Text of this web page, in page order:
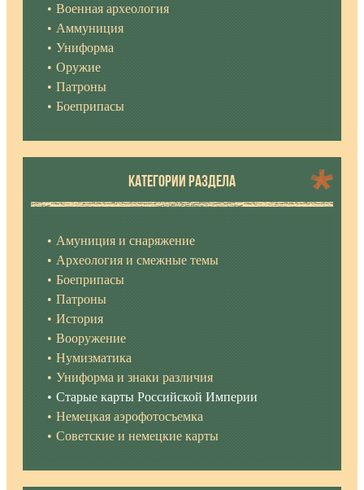
Военная археология
Аммуниция
Униформа
Оружие
Патроны
Боеприпасы
КАТЕГОРИИ РАЗДЕЛА
Амуниция и снаряжение
Археология и смежные темы
Боеприпасы
Патроны
История
Вооружение
Нумизматика
Униформа и знаки различия
Старые карты Российской Империи
Немецкая аэрофотосъемка
Советские и немецкие карты